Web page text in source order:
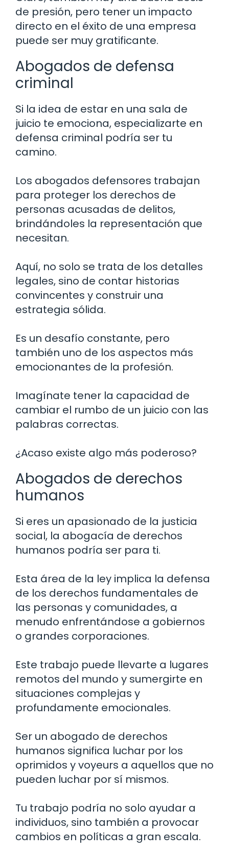
de presión, pero tener un impacto
directo en el éxito de una empresa
puede ser muy gratificante.
Abogados de defensa
criminal
Si la idea de estar en una sala de
juicio te emociona, especializarte en
defensa criminal podría ser tu
camino.
Los abogados defensores trabajan
para proteger los derechos de
personas acusadas de delitos,
brindándoles la representación que
necesitan.
Aquí, no solo se trata de los detalles
legales, sino de contar historias
convincentes y construir una
estrategia sólida.
Es un desafío constante, pero
también uno de los aspectos más
emocionantes de la profesión.
Imagínate tener la capacidad de
cambiar el rumbo de un juicio con las
palabras correctas.
¿Acaso existe algo más poderoso?
Abogados de derechos
humanos
Si eres un apasionado de la justicia
social, la abogacía de derechos
humanos podría ser para ti.
Esta área de la ley implica la defensa
de los derechos fundamentales de
las personas y comunidades, a
menudo enfrentándose a gobiernos
o grandes corporaciones.
Este trabajo puede llevarte a lugares
remotos del mundo y sumergirte en
situaciones complejas y
profundamente emocionales.
Ser un abogado de derechos
humanos significa luchar por los
oprimidos y voyeurs a aquellos que no
pueden luchar por sí mismos.
Tu trabajo podría no solo ayudar a
individuos, sino también a provocar
cambios en políticas a gran escala.